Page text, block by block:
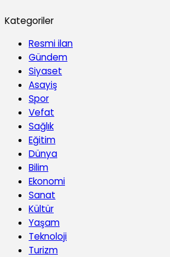
Kategoriler
Resmi ilan
Gündem
Siyaset
Asayiş
Spor
Vefat
Sağlık
Eğitim
Dünya
Bilim
Ekonomi
Sanat
Kültür
Yaşam
Teknoloji
Turizm